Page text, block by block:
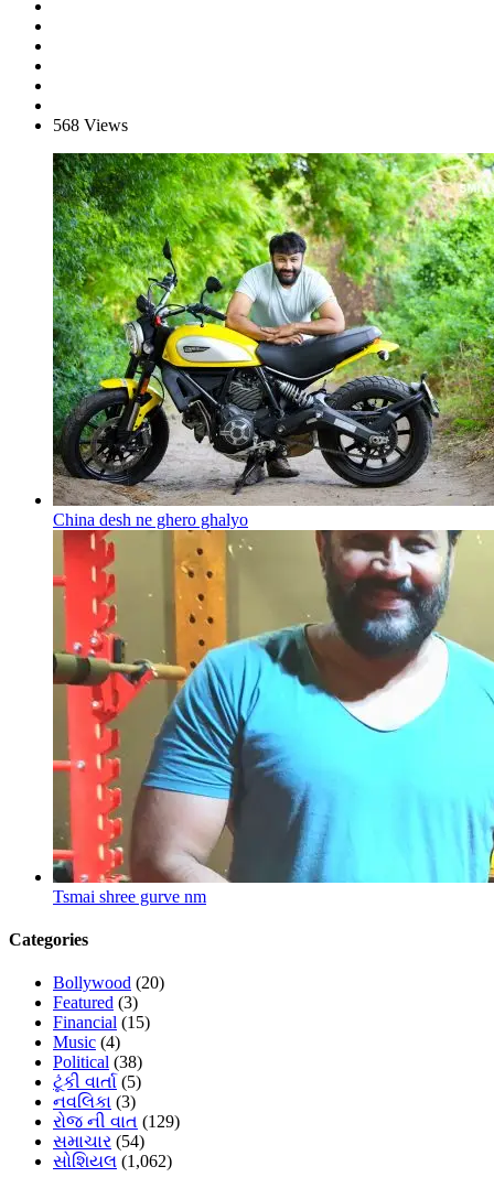
568 Views
China desh ne ghero ghalyo
Tsmai shree gurve nm
Categories
Bollywood (20)
Featured (3)
Financial (15)
Music (4)
Political (38)
ટૂંકી વાર્તા (5)
નવલિકા (3)
રોજ ની વાત (129)
સમાચાર (54)
સોશિયલ (1,062)